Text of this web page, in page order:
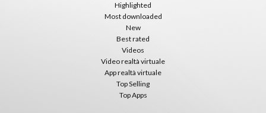
Highlighted
Most downloaded
New
Best rated
Videos
Video realtà virtuale
App realtà virtuale
Top Selling
Top Apps